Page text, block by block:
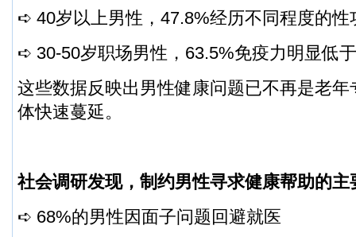
➪ 40岁以上男性，47.8%经历不同程度的性
➪ 30-50岁职场男性，63.5%免疫力明显低
这些数据反映出男性健康问题已不再是老
体快速蔓延。
社会调研发现，制约男性寻求健康帮助的主
➪ 68%的男性因面子问题回避就医